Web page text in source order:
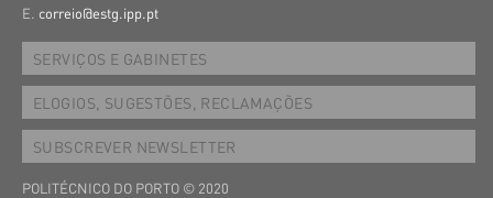
E. correio@estg.ipp.pt
SERVIÇOS E GABINETES
ELOGIOS, SUGESTÕES, RECLAMAÇÕES
SUBSCREVER NEWSLETTER
POLITÉCNICO DO PORTO © 2020